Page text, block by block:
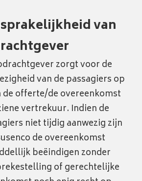
van
zorgt voor de
van de passagiers op
de offerte/de overeenkomst
vertrekuur. Indien de
niet tijdig aanwezig zijn
de overeenkomst
beëindigen zonder
of gerechtelijke